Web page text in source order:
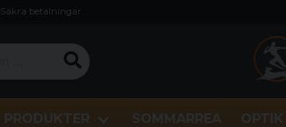
Säkra betalningar
PRODUKTER SOMMARREA